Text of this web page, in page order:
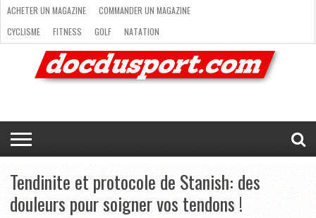
ACHETER
MAGAZINE
COMMANDER
UN
MAGAZINE
CYCLISME
FITNESS
GOLF
NATATION
RANDONNÉE
RUNNING
SKI
TRAIL
RUNNING
TRIATHLON
VOILE
NEWSLETTER
MAG’
EN
LIGNE
NOUS
CONTACTER
ACHETER UN MAGAZINE
COMMANDER UN MAGAZINE
CYCLISME
FITNESS GOLF
NATATION
RANDONNÉE
RUNNING SKI
TRAIL RUNNING
TRIATHLON
VOILE NEWSLETTER
MAG’ EN LIGNE
Tendinite et protocole de Stanish: des
douleurs pour soigner vos tendons !